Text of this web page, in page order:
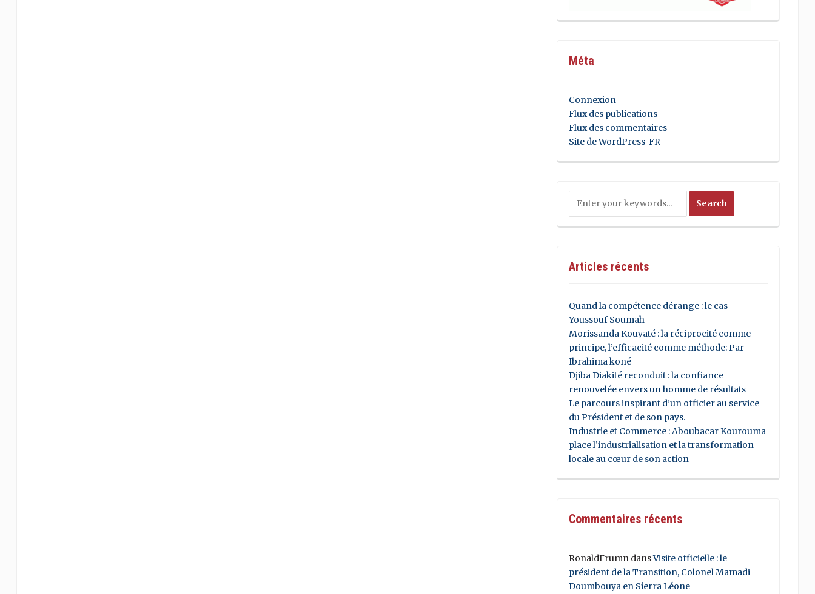
Méta
Connexion
Flux des publications
Flux des commentaires
Site de WordPress-FR
Articles récents
Quand la compétence dérange : le cas
Youssouf Soumah
Morissanda Kouyaté : la réciprocité comme
principe, l’efficacité comme méthode: Par
Ibrahima koné
Djiba Diakité reconduit : la confiance
renouvelée envers un homme de résultats
Le parcours inspirant d’un officier au service
du Président et de son pays.
Industrie et Commerce : Aboubacar Kourouma
place l’industrialisation et la transformation
locale au cœur de son action
Commentaires récents
RonaldFrumndansVisite officielle : le
président de la Transition, Colonel Mamadi
Doumbouya en Sierra Léone